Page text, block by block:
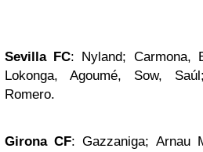
Sevilla FC: Nyland; Carmona,
Lokonga, Agoumé, Sow,
Romero.
Girona CF: Gazzaniga; Arnau